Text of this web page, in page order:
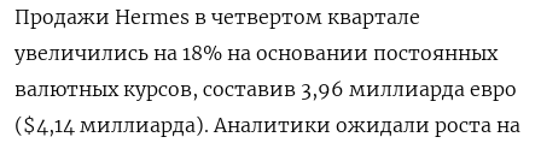
Продажи Hermes в четвертом квартале
увеличились на 18% на основании постоянных
валютных курсов, составив 3,96 миллиарда евро
($4,14 миллиарда). Аналитики ожидали роста на